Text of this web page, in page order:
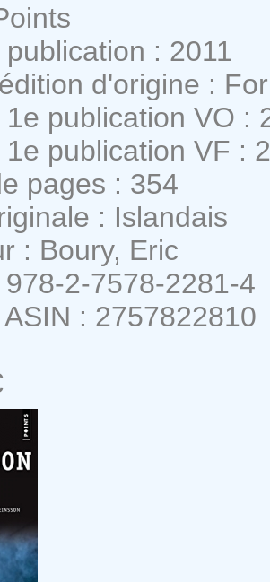
: 2011
d'origine :
publication VO :
publication VF :
pages : 354
: Islandais
: Boury, Eric
978-2-7578-2281-4
: 2757822810